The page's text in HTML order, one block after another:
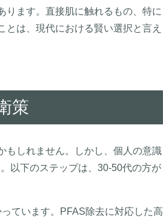
ります。直接肌に触れるもの、特に
は、現代における賢い選択と言え
策
もしれません。しかし、個人の意識
以下のステップは、30-50代の方が
ています。PFAS除去に対応した高